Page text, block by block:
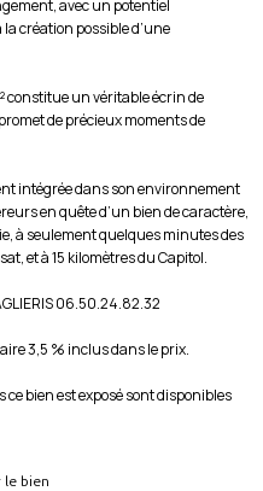
avec un potentiel
création possible d’une
constitue un véritable écrin de
de précieux moments de
intégrée dans son environnement
en quête d’un bien de caractère,
à seulement quelques minutes des
et à 15 kilomètres du Capitol.
06.50.24.82.32
3,5 % inclus dans le prix.
bien est exposé sont disponibles
le bien